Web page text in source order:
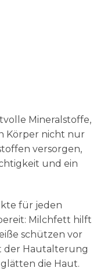
Mineralstoffe,
Körper nicht nur
versorgen,
und ein
für jeden
Milchfett hilft
schützen vor
der Hautalterung
die Haut.